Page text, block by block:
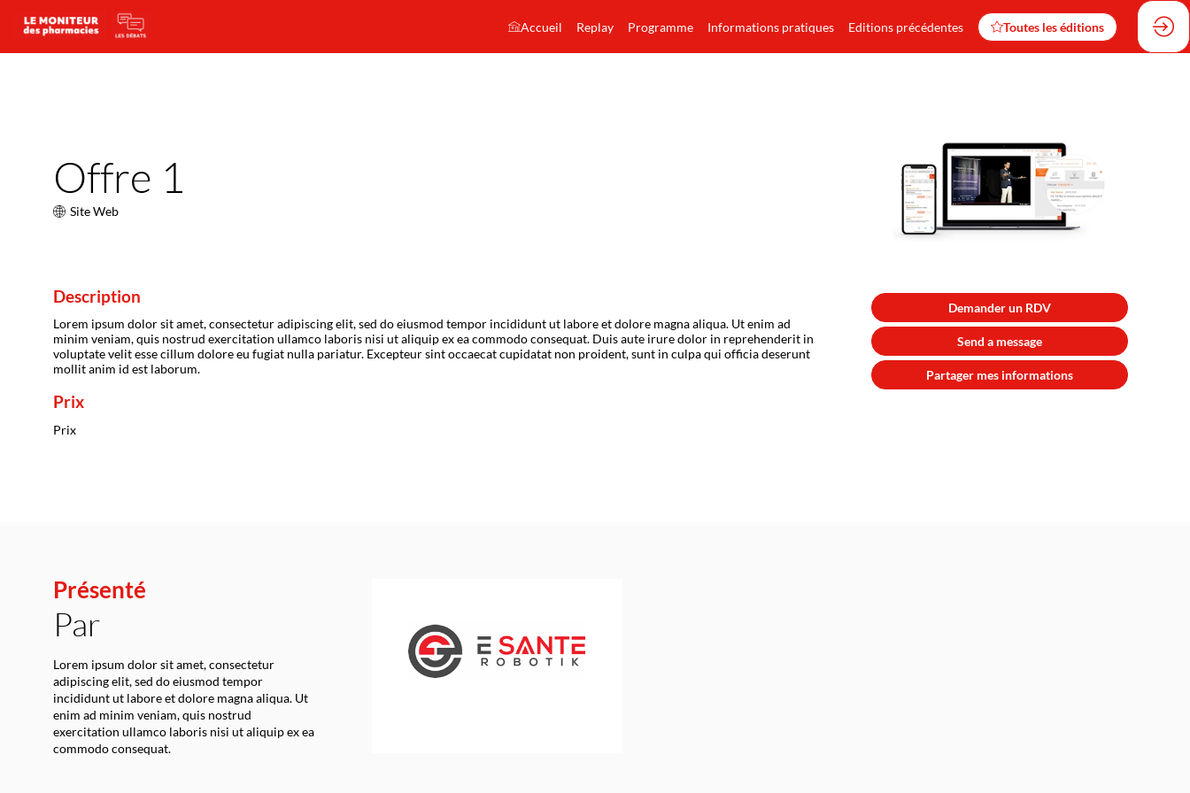
Accueil Replay Programme Informations pratiques Editions précédentes Toutes les éditions
Offre 1
Site Web
Demander un RDV
Send a message
Partager mes informations
Description
Lorem ipsum dolor sit amet, consectetur adipiscing elit, sed do eiusmod tempor incididunt ut labore et dolore magna aliqua. Ut enim ad
minim veniam, quis nostrud exercitation ullamco laboris nisi ut aliquip ex ea commodo consequat. Duis aute irure dolor in reprehenderit in
voluptate velit esse cillum dolore eu fugiat nulla pariatur. Excepteur sint occaecat cupidatat non proident, sunt in culpa qui officia deserunt
mollit anim id est laborum.
Prix
Prix
Présenté
Par
Lorem ipsum dolor sit amet, consectetur
adipiscing elit, sed do eiusmod tempor
incididunt ut labore et dolore magna aliqua. Ut
enim ad minim veniam, quis nostrud
exercitation ullamco laboris nisi ut aliquip ex ea
commodo consequat.